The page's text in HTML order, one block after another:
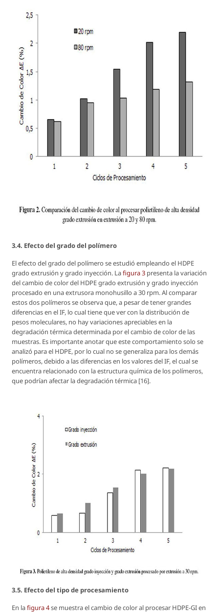
3.4. Efecto del grado del polímero
El efecto del grado del polímero se estudió empleando el HDPE
grado extrusión y grado inyección. Lafigura 3 presenta la variación
del cambio de color del HDPE grado extrusión y grado inyección
procesado en una extrusora monohusillo a 30 rpm. Al comparar
estos dos polímeros se observa que, a pesar de tener grandes
diferencias en el IF, lo cual tiene que ver con la distribución de
pesos moleculares, no hay variaciones apreciables en la
degradación térmica determinada por el cambio de color de las
muestras. Es importante anotar que este comportamiento solo se
analizó para el HDPE, por lo cual no se generaliza para los demás
polímeros, debido a las diferencias en los valores del IF, el cual se
encuentra relacionado con la estructura química de los polímeros,
que podrían afectar la degradación térmica [16].
3.5. Efecto del tipo de procesamiento
En lafigura 4se muestra el cambio de color al procesar HDPE-GI en